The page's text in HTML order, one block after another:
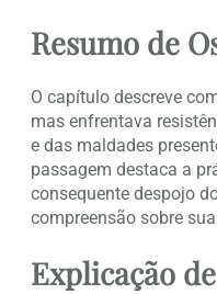
Resumo de
O capítulo descreve
mas enfrentava
e das maldades
passagem destaca a
consequente despojo
compreensão sobre
Explicação